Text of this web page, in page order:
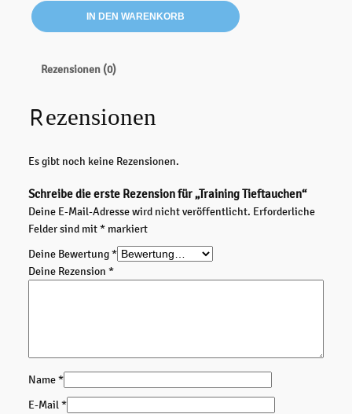
T
n
g
i
f
t
a
u
c
h
e
e
IN DEN WARENKORB
Rezensionen (0)
Rezensionen
Es gibt noch keine Rezensionen.
Schreibe die erste Rezension für „Training Tieftauchen“
Deine E-Mail-Adresse wird nicht veröffentlicht. Erforderliche
Felder sind mit*markiert
Deine Bewertung*
Deine Rezension *
Name*
E-Mail *